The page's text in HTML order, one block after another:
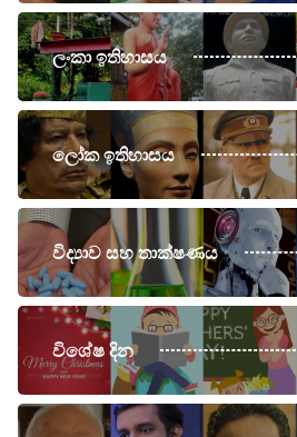
ලංකා ඉතිහාසය
ලෝක ඉතිහාසය
විද්‍යාව සහ තාක්ෂණය
විශේෂ දින